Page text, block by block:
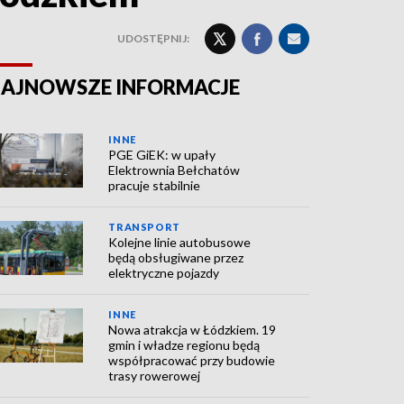
UDOSTĘPNIJ:
INFORMACJE
INNE
PGE GiEK: w upały
Elektrownia Bełchatów
pracuje stabilnie
TRANSPORT
Kolejne linie autobusowe
będą obsługiwane przez
elektryczne pojazdy
INNE
Nowa atrakcja w Łódzkiem. 19
gmin i władze regionu będą
współpracować przy budowie
trasy rowerowej